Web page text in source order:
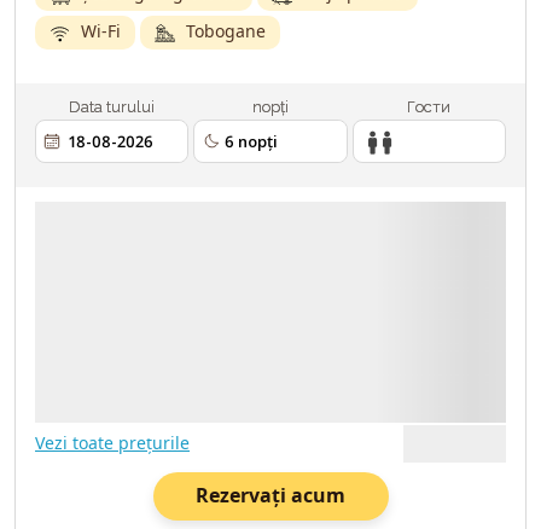
Wi-Fi
Tobogane
Data turului nopți Гости
Vezi toate prețurile
Rezervați acum